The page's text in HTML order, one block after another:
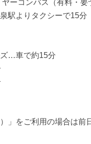
ヤーコンバス（有料・
駅よりタクシーで15分
ズ…車で約15分
」をご利用の場合は